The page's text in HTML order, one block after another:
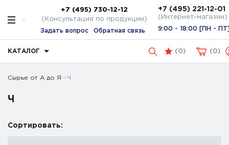
+7 (495) 730-12-12
(Консультация по продукции)
Задать вопрос Обратная связь
+7 (495) 221-12-01
(Интернет-магазин)
9:00 - 18:00 [ПН -
КАТАЛОГ (0) 0
Сырье от А до Я Ч
Ч
Сортировать: